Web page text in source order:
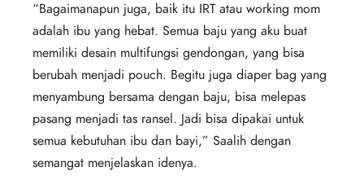
“Bagaimanapun juga, baik itu IRT atau working mom
adalah ibu yang hebat. Semua baju yang aku buat
memiliki desain multifungsi gendongan, yang bisa
berubah menjadi pouch. Begitu juga diaper bag yang
menyambung bersama dengan baju, bisa melepas
pasang menjadi tas ransel. Jadi bisa dipakai untuk
semua kebutuhan ibu dan bayi,” Saalih dengan
semangat menjelaskan idenya.